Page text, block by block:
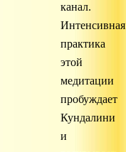
канал.
Интенсивная
практика
этой
медитации
пробуждает
Кундалини
и